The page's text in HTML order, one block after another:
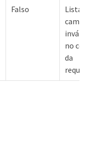
Falso
Lista
no
da